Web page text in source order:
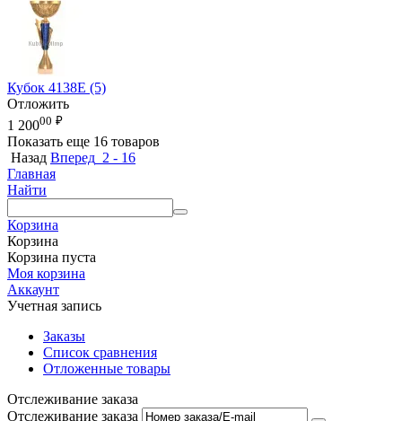
Кубок 4138E (5)
Отложить
1 20000 ₽
Показать еще 16 товаров
Назад Вперед 2 - 16
Главная
Найти
Корзина
Корзина
Корзина пуста
Моя корзина
Аккаунт
Учетная запись
Заказы
Список сравнения
Отложенные товары
Отслеживание заказа
Отслеживание заказа